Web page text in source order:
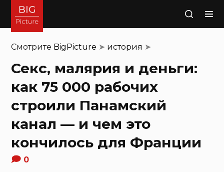
Поиск
Смотрите BigPicture ➤ история ➤
Секс, малярия и деньги:
как 75 000 рабочих
строили Панамский
канал — и чем это
кончилось для Франции
0